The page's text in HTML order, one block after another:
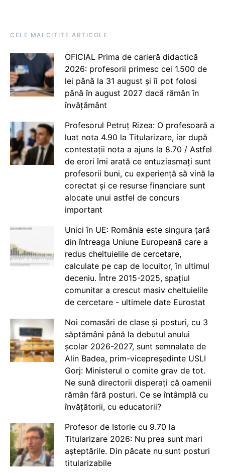
CELE MAI CITITE ARTICOLE
OFICIAL Prima de carieră didactică
2026: profesorii primesc cei 1.500 de
lei până la 31 august și îi pot folosi
până în august 2027 dacă rămân în
învățământ
Profesorul Petruț Rizea: O profesoară a
luat nota 4.90 la Titularizare, iar după
contestații nota a ajuns la 8.70 / Astfel
de erori îmi arată ce entuziasmați sunt
profesorii buni, cu experiență să vină la
corectat și ce resurse financiare sunt
alocate unui astfel de concurs
important
Unici în UE: România este singura țară
din întreaga Uniune Europeană care a
redus cheltuielile de cercetare,
calculate pe cap de locuitor, în ultimul
deceniu. Între 2015-2025, spațiul
comunitar a crescut masiv cheltuielile
de cercetare - ultimele date Eurostat
Noi comasări de clase și posturi, cu 3
săptămâni până la debutul anului
școlar 2026-2027, sunt semnalate de
Alin Badea, prim-vicepreședinte USLI
Gorj: Ministerul o comite grav de tot.
Ne sună directorii disperați că oamenii
rămân fără posturi. Ce se întâmplă cu
învățătorii, cu educatorii?
Profesor de Istorie cu 9.70 la
Titularizare 2026: Nu prea sunt mari
așteptările. Din păcate nu sunt posturi
titularizabile